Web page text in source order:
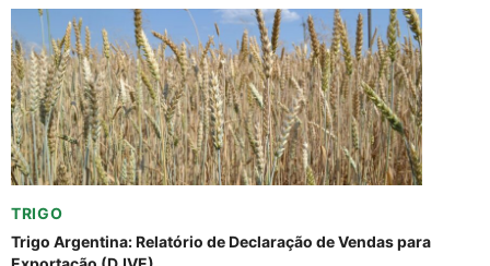
TRIGO
Trigo Argentina: Relatório de Declaração de Vendas para